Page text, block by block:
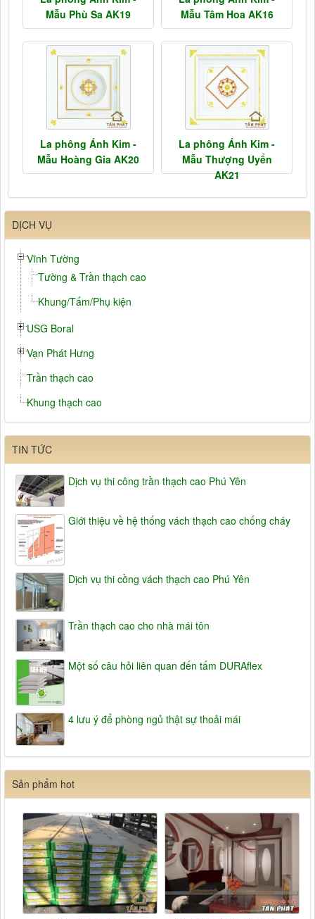
Mẫu Phù Sa AK19
Mẫu Tâm Hoa AK16
La phông Ánh Kim -
Mẫu Hoàng Gia AK20
La phông Ánh Kim -
Mẫu Thượng Uyển
AK21
DỊCH VỤ
Vĩnh Tường
Tường & Trần thạch cao
Khung/Tấm/Phụ kiện
USG Boral
Vạn Phát Hưng
Trần thạch cao
Khung thạch cao
TIN TỨC
Dịch vụ thi công trần thạch cao Phú Yên
Giới thiệu về hệ thống vách thạch cao chống cháy
Dịch vụ thi cồng vách thạch cao Phú Yên
Trần thạch cao cho nhà mái tôn
Một số câu hỏi liên quan đến tấm DURAflex
4 lưu ý để phòng ngủ thật sự thoải mái
Sản phẩm hot